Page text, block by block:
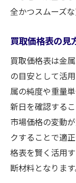
全かつスムーズ
買取価格表の見
買取価格表は金
の目安として活
属の純度や重量
新日を確認する
市場価格の変動
クすることで適
格表を賢く活用
断材料となります